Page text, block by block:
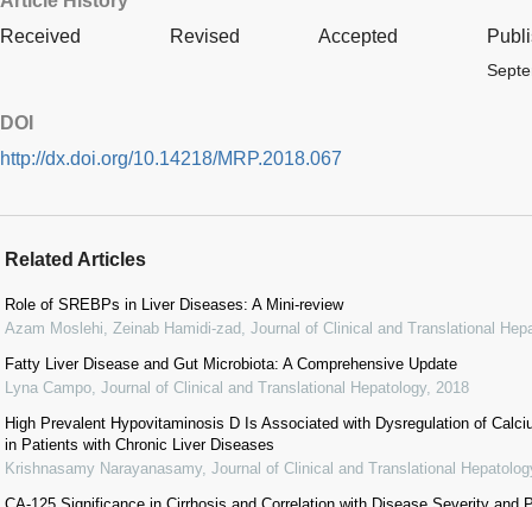
Received
Revised Accepted
DOI
http://dx.doi.org/10.14218/MRP.2018.067
Related Articles
Role of SREBPs in Liver Diseases: A Mini-review
Azam Moslehi, Zeinab Hamidi-zad Journal of Clinical and Translational
Fatty Liver Disease and Gut Microbiota: A Comprehensive Update
Lyna Campo Journal of Clinical and Translational Hepatology, 2018
High Prevalent Hypovitaminosis D Is Associated with Dysregulation of
in Patients with Chronic Liver Diseases
Krishnasamy Narayanasamy, Journal of Clinical and Translational